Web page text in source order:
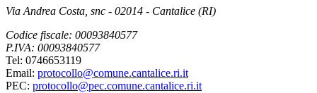
Via Andrea Costa, snc - 02014 - Cantalice (RI)
Codice fiscale: 00093840577
P.IVA: 00093840577
Tel: 0746653119
Email: protocollo@comune.cantalice.ri.it
PEC: protocollo@pec.comune.cantalice.ri.it